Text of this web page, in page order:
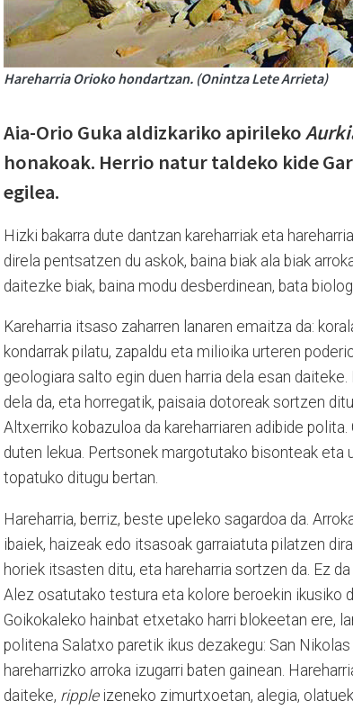
Hareharria Orioko hondartzan. (Onintza Lete Arrieta)
Aia-Orio Guka aldizkariko apirileko
honakoak. Herrio natur taldeko kide
egilea.
Hizki bakarra dute dantzan kareharriak eta
direla pentsatzen du askok, baina biak ala biak
daitezke biak, baina modu desberdinean, bata
Kareharria itsaso zaharren lanaren emaitza da:
kondarrak pilatu, zapaldu eta milioika urteren
geologiara salto egin duen harria dela esan
dela da, eta horregatik, paisaia dotoreak sortzen
Altxerriko kobazuloa da kareharriaren adibide
duten lekua. Pertsonek margotutako bisonteak eta
topatuko ditugu bertan.
Hareharria, berriz, beste upeleko sagardoa da.
ibaiek, haizeak edo itsasoak garraiatuta pilatzen
horiek itsasten ditu, eta hareharria sortzen da. Ez
Alez osatutako testura eta kolore beroekin ikusiko
Goikokaleko hainbat etxetako harri blokeetan ere,
politena Salatxo paretik ikus dezakegu: San
hareharrizko arroka izugarri baten gainean.
daiteke, rippleizeneko zimurtxoetan, alegia,